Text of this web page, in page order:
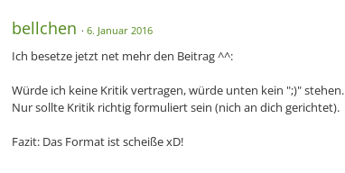
bellchen 6. Januar 2016
Ich besetze jetzt net mehr den Beitrag ^^:
Würde ich keine Kritik vertragen, würde unten kein ";)" stehen.
Nur sollte Kritik richtig formuliert sein (nich an dich gerichtet).
Fazit: Das Format ist scheiße xD!